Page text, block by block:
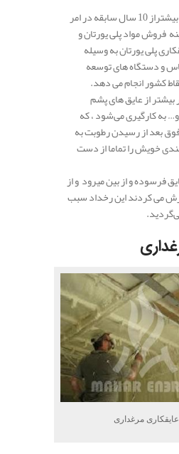
شرکت مهار انرژی با بیشتراز 10 سال سابقه در امر
فروش مواد پلی یورتان و
پلی یورتان به وسیله
و دستگاه های توسعه
کشور انجام می دهد.
از عایق های پشم
کارگیری می‌شود ، که
بعد از رسیدن رطوبت به
خویش را تماما از دست
فرسوده و از بین میرود و از
می کردند این رخداد سبب
عایقکاری مرغداری